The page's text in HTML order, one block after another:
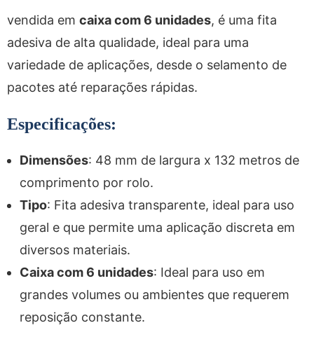
vendida em caixa com 6 unidades, é uma fita
adesiva de alta qualidade, ideal para uma
variedade de aplicações, desde o selamento de
pacotes até reparações rápidas.
Especificações:
Dimensões: 48 mm de largura x 132 metros de
comprimento por rolo.
Tipo: Fita adesiva transparente, ideal para uso
geral e que permite uma aplicação discreta em
diversos materiais.
Caixa com 6 unidades: Ideal para uso em
grandes volumes ou ambientes que requerem
reposição constante.